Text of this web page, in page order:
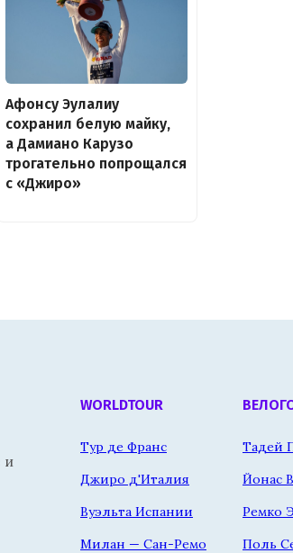
Афонсу Эулалиу
сохранил белую майку,
а Дамиано Карузо
трогательно попрощался
с «Джиро»
и
WORLDTOUR
Тур де Франс
Джиро д'Италия
Вуэльта Испании
Милан — Сан-Ремо
Тадей
Йонас
Ремко
Поль